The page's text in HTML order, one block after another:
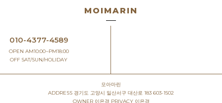
MOIMARIN
010-4377-4589
OPEN AM10:00~PM18:00
OFF SAT/SUN/HOLIDAY
모아마린
ADDRESS 경기도 고양시 일산서구 대산로 183 603-1502
OWNER이은경 PRIVACY이은경